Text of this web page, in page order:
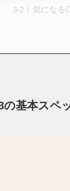
気になる
の基本スペ